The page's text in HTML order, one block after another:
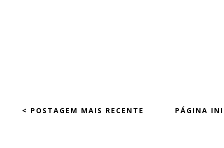
< POSTAGEM MAIS RECENTE PÁGINA